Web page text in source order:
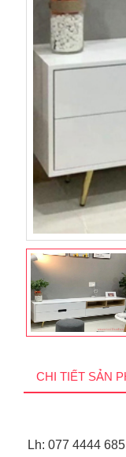
CHI TIẾT SẢN
Lh: 077 4444